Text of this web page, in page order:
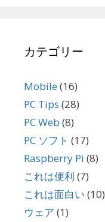
カテゴリー
Mobile(16)
PC Tips (28)
PC Web (8)
PC ソフト (17)
Raspberry Pi (8)
これは便利 (7)
これは面白い (10)
ウェア (1)